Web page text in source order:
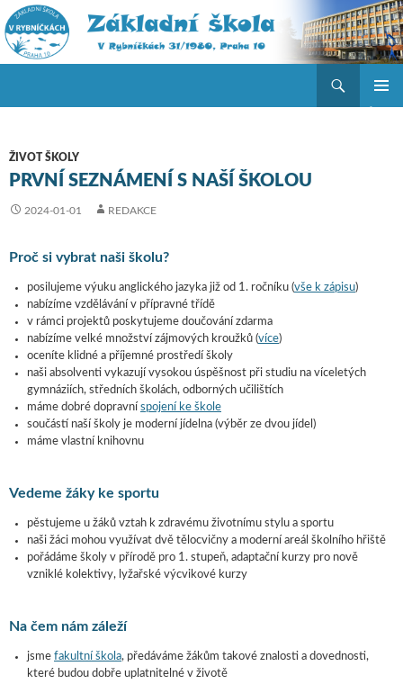
ŽIVOT ŠKOLY
PRVNÍ SEZNÁMENÍ S NAŠÍ ŠKOLOU
2024-01-01 REDAKCE
Proč si vybrat naši školu?
posilujeme výuku anglického jazyka již od 1. ročníku (vše k zápisu)
nabízíme vzdělávání v přípravné třídě
v rámci projektů poskytujeme doučování zdarma
nabízíme velké množství zájmových kroužků (více)
oceníte klidné a příjemné prostředí školy
naši absolventi vykazují vysokou úspěšnost při studiu na víceletých
gymnáziích, středních školách, odborných učilištích
máme dobré dopravní spojení ke škole
součástí naší školy je moderní jídelna (výběr ze dvou jídel)
máme vlastní knihovnu
Vedeme žáky ke sportu
pěstujeme u žáků vztah k zdravému životnímu stylu a sportu
naši žáci mohou využívat dvě tělocvičny a moderní areál školního hřiště
pořádáme školy v přírodě pro 1. stupeň, adaptační kurzy pro nově
vzniklé kolektivy, lyžařské výcvikové kurzy
Na čem nám záleží
jsme fakultní škola, předáváme žákům takové znalosti a dovednosti,
které budou dobře uplatnitelné v životě